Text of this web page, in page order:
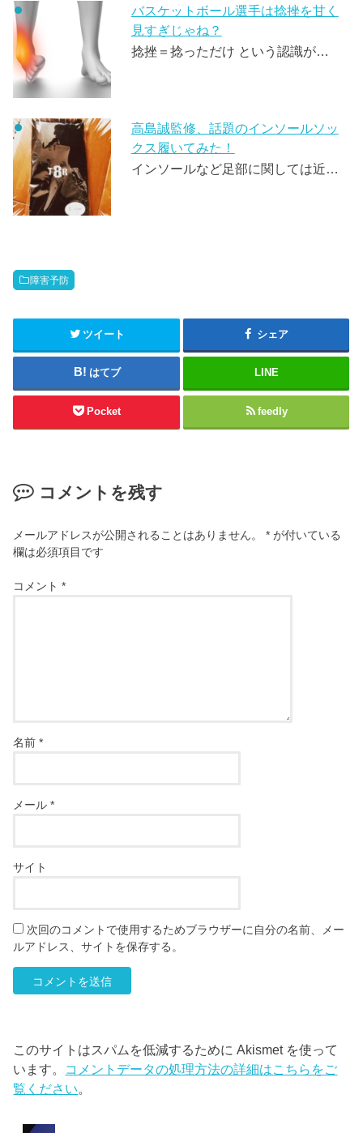
バスケットボール選手は捻挫を甘く
見すぎじゃね？
捻挫＝捻っただけ という認識が…
高島誠監修、話題のインソールソッ
クス履いてみた！
インソールなど足部に関しては近…
障害予防
ツイート シェア
はてブ LINE
Pocket feedly
コメントを残す
メールアドレスが公開されることはありません。 * が付いている
欄は必須項目です
コメント*
名前*
メール*
サイト
次回のコメントで使用するためブラウザーに自分の名前、メー
ルアドレス、サイトを保存する。
このサイトはスパムを低減するために Akismet を使って
います。 コメントデータの処理方法の詳細はこちらをご
覧ください